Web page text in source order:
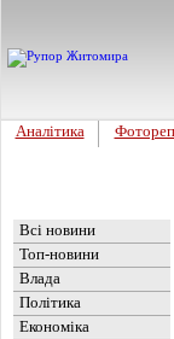
Аналітика
Всі новини
Топ-новини
Влада
Політика
Економіка